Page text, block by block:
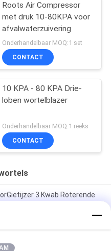
Roots Air Compressor
met druk 10-80KPA voor
afvalwaterzuivering
Onderhandelbaar MOQ:1 set
CONTACT
10 KPA - 80 KPA Drie-
loben wortelblazer
Onderhandelbaar MOQ:1 reeks
CONTACT
3 Kwab Roterende
drie-loben